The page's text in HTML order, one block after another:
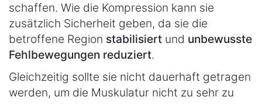
schaffen. Wie die Kompression kann sie
zusätzlich Sicherheit geben, da sie die
betroffene Region stabilisiert und unbewusste
Fehlbewegungen reduziert.
Gleichzeitig sollte sie nicht dauerhaft getragen
werden, um die Muskulatur nicht zu sehr zu